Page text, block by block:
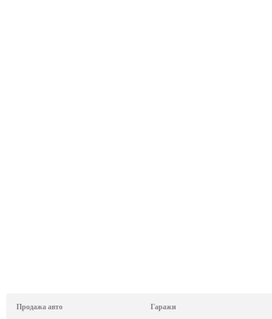
Продажа авто Гаражи